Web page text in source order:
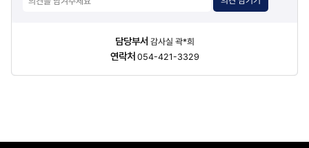
담당부서 감사실 곽*희
연락처 054-421-3329